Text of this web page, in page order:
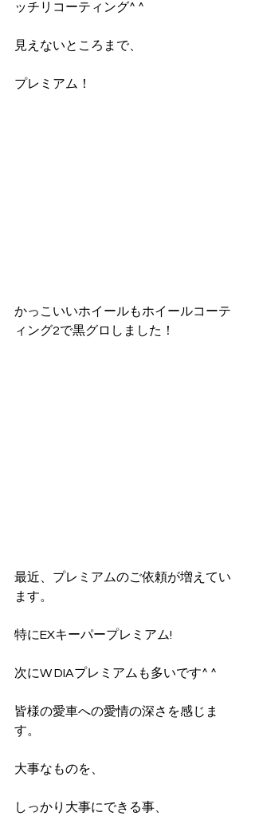
ッチリコーティング^ ^
見えないところまで、
プレミアム！
かっこいいホイールもホイールコーテ
ィング2で黒グロしました！
最近、プレミアムのご依頼が増えてい
ます。
特にEXキーパープレミアム!
次にW DIAプレミアムも多いです^ ^
皆様の愛車への愛情の深さを感じま
す。
大事なものを、
しっかり大事にできる事、